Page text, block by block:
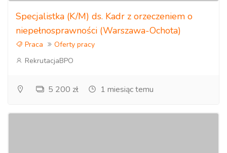
Specjalistka (K/M) ds. Kadr z orzeczeniem o
niepełnosprawności (Warszawa-Ochota)
Praca
Oferty pracy
RekrutacjaBPO
5 200 zł 1 miesiąc temu